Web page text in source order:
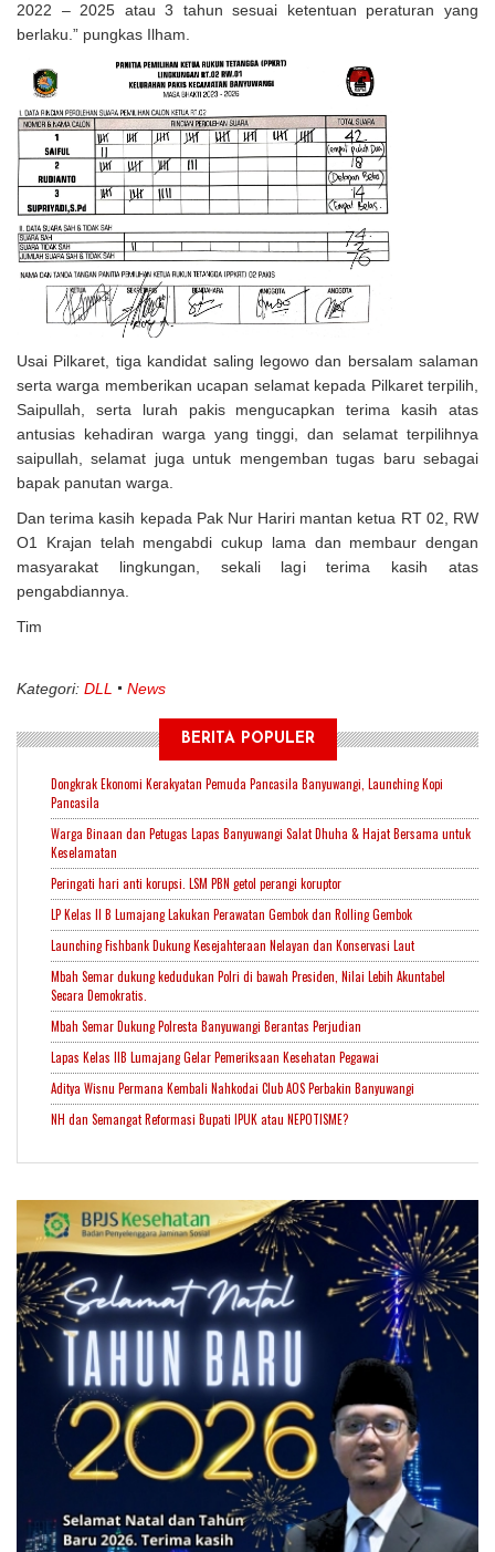
2022 – 2025 atau 3 tahun sesuai ketentuan peraturan yang
berlaku.” pungkas Ilham.
Usai Pilkaret, tiga kandidat saling legowo dan bersalam salaman
serta warga memberikan ucapan selamat kepada Pilkaret terpilih,
Saipullah, serta lurah pakis mengucapkan terima kasih atas
antusias kehadiran warga yang tinggi, dan selamat terpilihnya
saipullah, selamat juga untuk mengemban tugas baru sebagai
bapak panutan warga.
Dan terima kasih kepada Pak Nur Hariri mantan ketua RT 02, RW
O1 Krajan telah mengabdi cukup lama dan membaur dengan
masyarakat lingkungan, sekali lagi terima kasih atas
pengabdiannya.
Tim
Kategori: DLL News
BERITA POPULER
Dongkrak Ekonomi Kerakyatan Pemuda Pancasila Banyuwangi, Launching Kopi
Pancasila
Warga Binaan dan Petugas Lapas Banyuwangi Salat Dhuha & Hajat Bersama untuk
Keselamatan
Peringati hari anti korupsi. LSM PBN getol perangi koruptor
LP Kelas II B Lumajang Lakukan Perawatan Gembok dan Rolling Gembok
Launching Fishbank Dukung Kesejahteraan Nelayan dan Konservasi Laut
Mbah Semar dukung kedudukan Polri di bawah Presiden, Nilai Lebih Akuntabel
Secara Demokratis.
Mbah Semar Dukung Polresta Banyuwangi Berantas Perjudian
Lapas Kelas IIB Lumajang Gelar Pemeriksaan Kesehatan Pegawai
Aditya Wisnu Permana Kembali Nahkodai Club AOS Perbakin Banyuwangi
NH dan Semangat Reformasi Bupati IPUK atau NEPOTISME?